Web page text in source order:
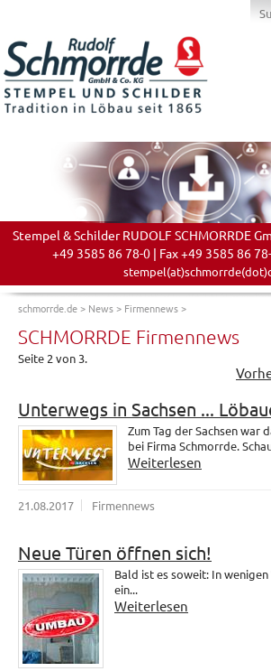
Stempel & Schilder RUDOLF SCHMORRDE
+49 3585 86 78-0 | Fax +49 3585 86
schmorrde.de> News> Firmennews>
SCHMORRDE Firmennews
Seite 2 von 3.
Unterwegs in Sachsen ...
Zum Tag der Sachsen war
bei Firma Schmorrde.
Weiterlesen
21.08.2017 Firmennews
Neue Türen öffnen sich!
Bald ist es soweit: In
ein...
Weiterlesen